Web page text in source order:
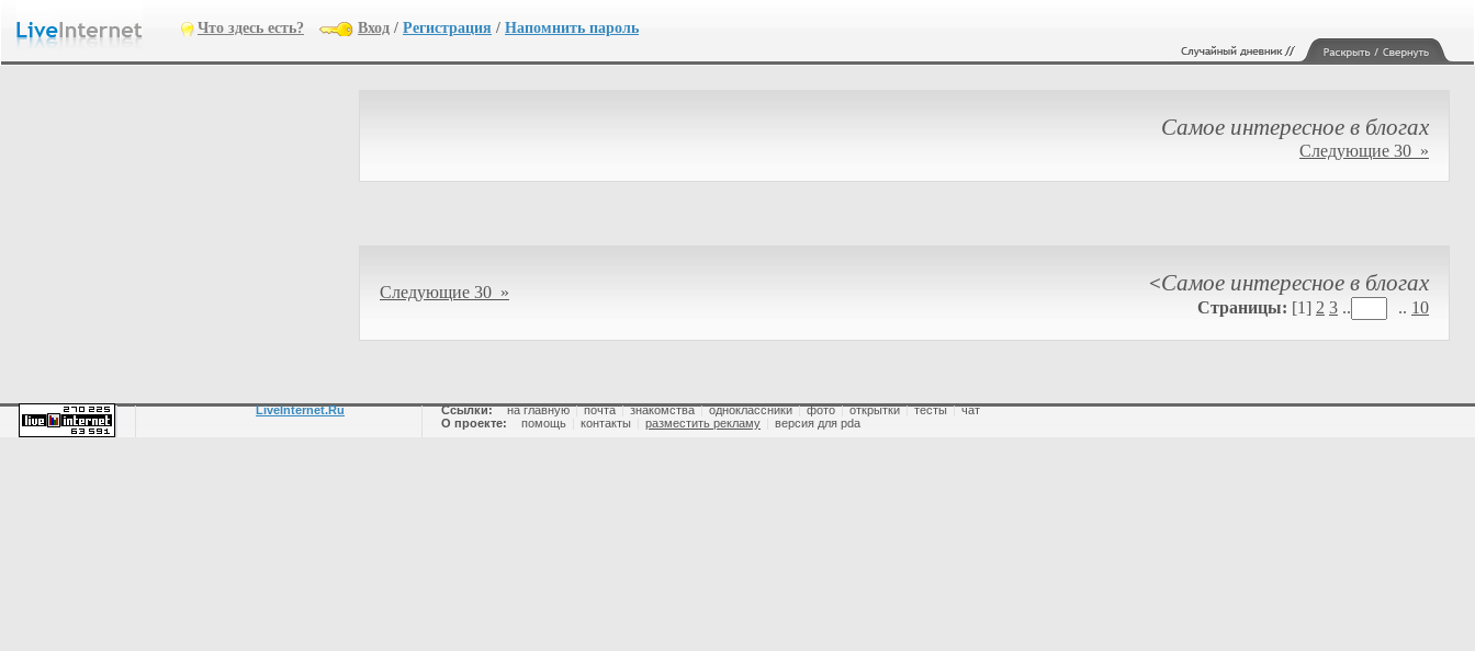
Что здесь есть? Вход / Регистрация / Напомнить пароль
Самое интересное в блогах
Следующие 30 »
Следующие 30 » <Самое интересное в блогах
Страницы: [1] 2 3 .. .. 10
LiveInternet.Ru Ссылки: на главную | почта | знакомства | одноклассники | фото | открытки | тесты | чат
О проекте:
помощь контакты разместить рекламу версия для pda